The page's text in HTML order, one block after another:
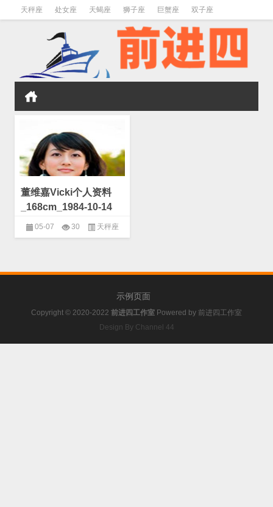
天秤座 处女座 天蝎座 狮子座 巨蟹座 双子座
董维嘉Vicki个人资料
_168cm_1984-10-14
05-07 30 天秤座
示例页面
Copyright © 2020-2022 前进四工作室 Powered by 前进四工作室
Design By Channel 44